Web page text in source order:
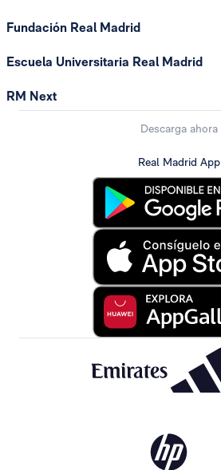
Fundación Real Madrid
Escuela Universitaria Real Madrid
RM Next
Descarga ahora
Real Madrid App